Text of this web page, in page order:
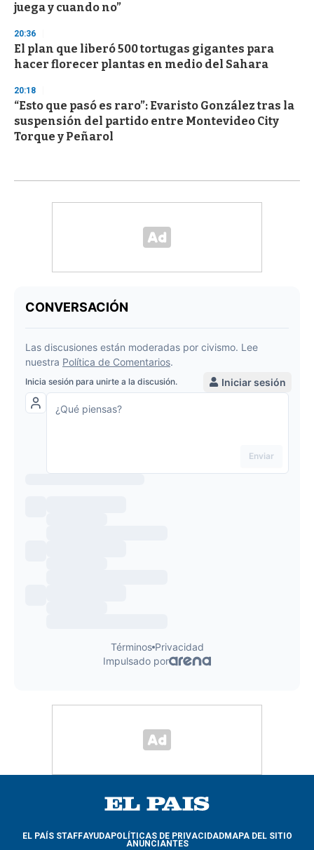
juega y cuando no”
20:36
El plan que liberó 500 tortugas gigantes para
hacer florecer plantas en medio del Sahara
20:18
“Esto que pasó es raro”: Evaristo González tras la
suspensión del partido entre Montevideo City
Torque y Peñarol
EL PAÍS STAFFAYUDAPOLÍTICAS DE PRIVACIDADMAPA DEL SITIO
ANUNCIANTES